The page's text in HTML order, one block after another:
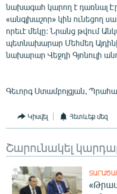
նախագահ կարող է դառնալ
«անգլխաշոր» կին ունեցող
որեւէ մեկը: Նրանց թվում
պետնախարար Մեհմեդ
նախարար Վեջդի Գյոնուլի
Գեւորգ Ստամբոլցյան, Պրահա
Կիսվել Հետևեք մեզ
Շարունակել